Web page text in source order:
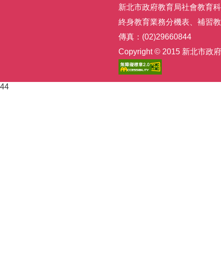
新北市政府教育局社會教育
終身教育業務分機表
補習
傳真：(02)29660844
Copyright © 2015 新北市政
44